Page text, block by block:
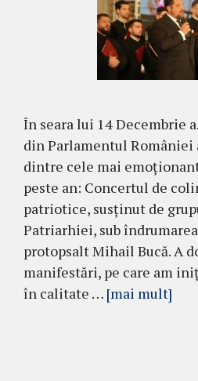
În seara lui 14 Decembrie
din Parlamentul României
dintre cele mai
peste an: Concertul de
patriotice, susținut de
Patriarhiei, sub
protopsalt Mihail Bucă. A
manifestări, pe care am
în calitate … [mai mult]